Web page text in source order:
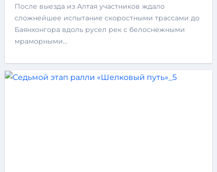
После выезда из Алтая участников ждало
сложнейшее испытание скоростными трассами до
Баянхонгора вдоль русел рек с белоснежными
мраморными…